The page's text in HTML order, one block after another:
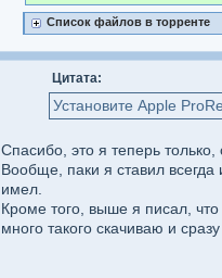
Список файлов в торренте
Цитата:
Установите Apple
Спасибо, это я теперь
Вообще, паки я ставил
имел.
Кроме того, выше я писал,
много такого скачиваю и